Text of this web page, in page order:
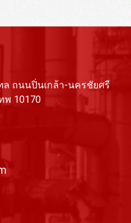
ถนนปิ่นเกล้า-นครชัยศรี
พ 10170